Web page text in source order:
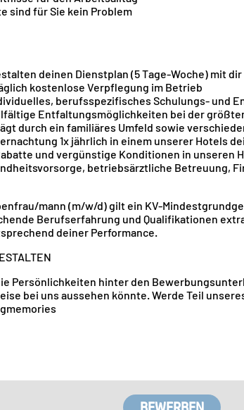
sind für Sie kein Problem
deinen Dienstplan (5 Tage-Woche) mit
kostenlose Verpflegung im Betrieb
berufsspezifisches Schulungs- und
Entfaltungsmöglichkeiten bei der
durch ein familiäres Umfeld sowie
1x jährlich in einem unserer Hotels
und vergünstige Konditionen in unseren
betriebsärztliche Betreuung,
mann (m/w/d) gilt ein KV-
Berufserfahrung und Qualifikationen
deiner Performance.
Persönlichkeiten hinter den
bei uns aussehen könnte. Werde Teil